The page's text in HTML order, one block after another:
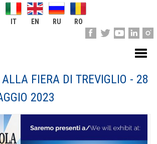
IT EN RU RO
ALLA FIERA DI TREVIGLIO - 28
2023